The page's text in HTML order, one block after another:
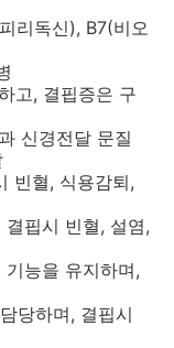
리독신), B7(비오
고, 결핍증은 구
신경전달 문질
빈혈, 식용감퇴,
핍시 빈혈, 설염,
능을 유지하며,
당하며, 결핍시